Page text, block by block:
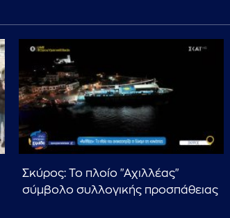
Σκύρος: Το πλοίο "Αχιλλέας"
σύμβολο συλλογικής προσπάθειας